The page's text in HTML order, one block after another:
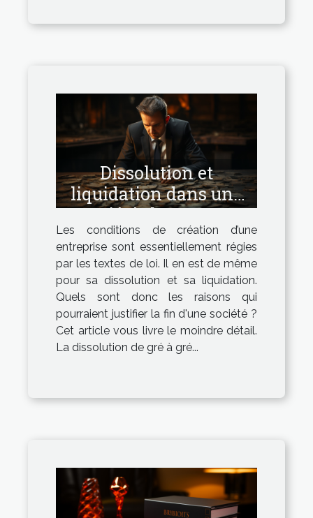
Dissolution et
liquidation dans une
société : les causes
Les conditions de création d’une
entreprise sont essentiellement régies
par les textes de loi. Il en est de même
pour sa dissolution et sa liquidation.
Quels sont donc les raisons qui
pourraient justifier la fin d'une société ?
Cet article vous livre le moindre détail.
La dissolution de gré à gré...